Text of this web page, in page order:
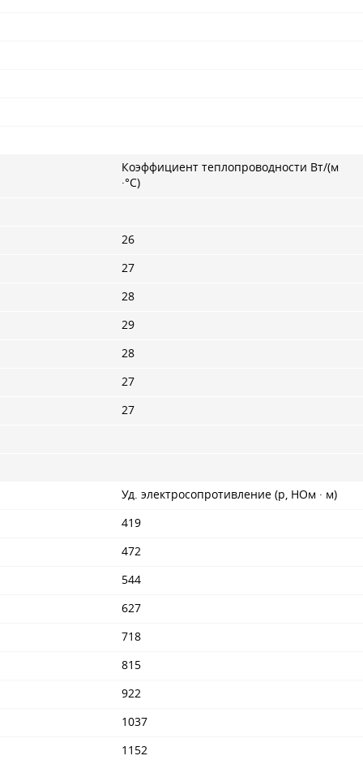
Коэффициент теплопроводности Вт/(м
·°С)
26
27
28
29
28
27
27
Уд. электросопротивление (p, НОм · м)
419
472
544
627
718
815
922
1037
1152